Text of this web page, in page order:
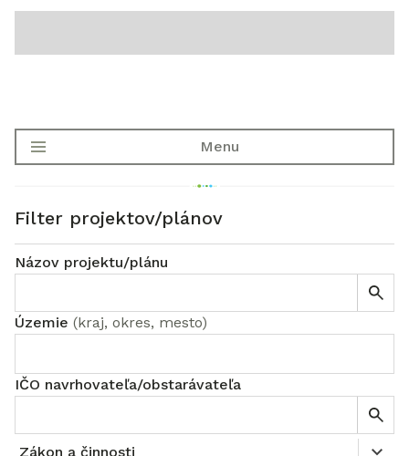
Menu
Filter projektov/plánov
Názov projektu/plánu
Územie (kraj, okres, mesto)
IČO navrhovateľa/obstarávateľa
Zákon a činnosti